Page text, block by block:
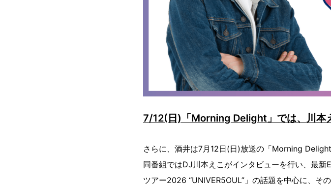
7/12(日)「Morning Delight」では、川本
さらに、酒井は7月12日(日)放送の「Morning
同番組ではDJ川本えこがインタビューを行い、最
ツアー2026 “UNIVER5OUL”」の話題を中心に、その